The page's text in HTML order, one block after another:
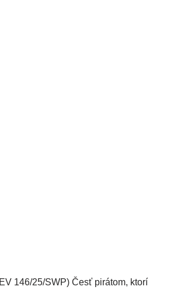
146/25/SWP) Česť pirátom, ktorí